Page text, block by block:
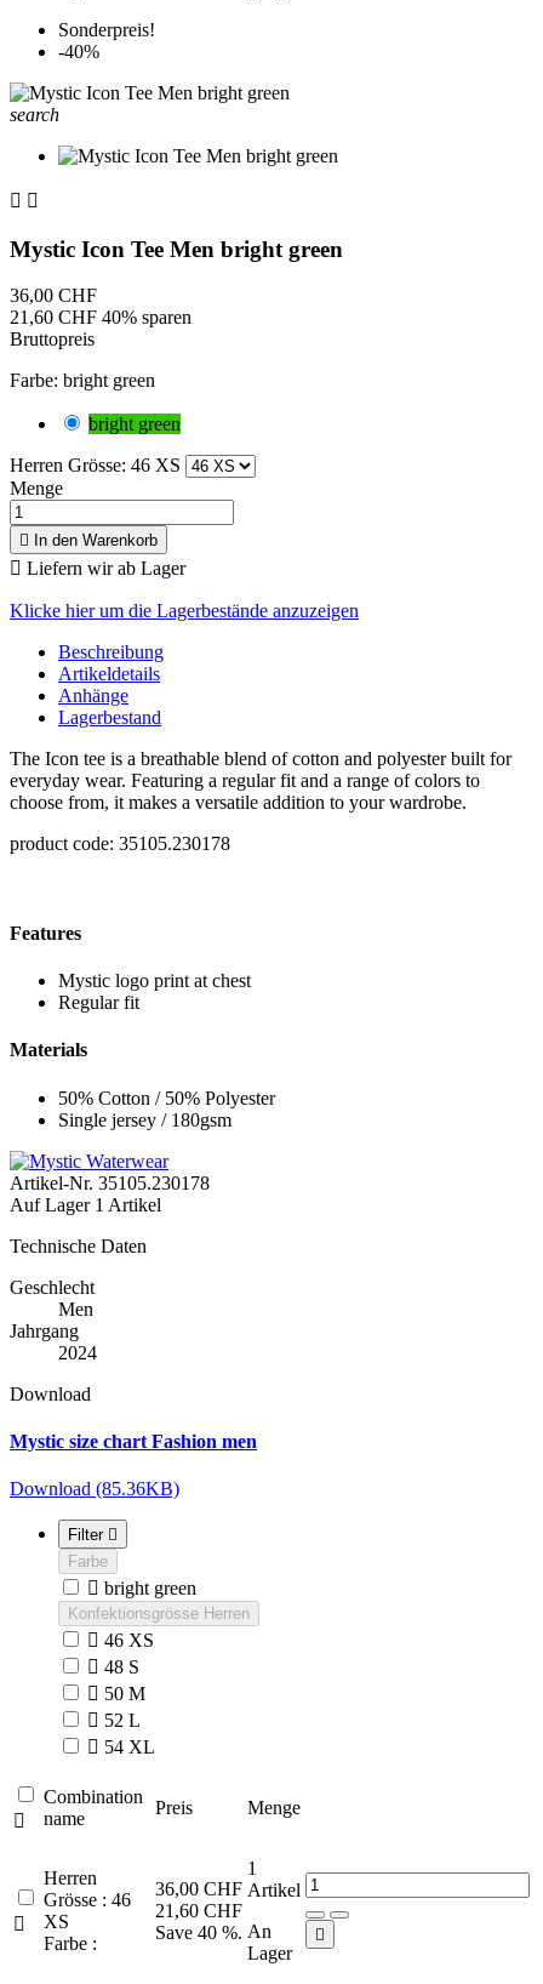
Sonderpreis!
-40%
search
 
Mystic Icon Tee Men bright green
36,00 CHF
21,60 CHF 40% sparen
Bruttopreis
Farbe: bright green
bright green
Herren Grösse: 46 XS
Menge
 In den Warenkorb
 Liefern wir ab Lager
Klicke hier um die Lagerbestände anzuzeigen
Beschreibung
Artikeldetails
Anhänge
Lagerbestand
The Icon tee is a breathable blend of cotton and polyester built for
everyday wear. Featuring a regular fit and a range of colors to
choose from, it makes a versatile addition to your wardrobe.
product code: 35105.230178
Features
Mystic logo print at chest
Regular fit
Materials
50% Cotton / 50% Polyester
Single jersey / 180gsm
Artikel-Nr. 35105.230178
Auf Lager 1 Artikel
Technische Daten
Geschlecht
Men
Jahrgang
2024
Download
Mystic size chart Fashion men
Download (85.36KB)
Filter 
Farbe
 bright green
Konfektionsgrösse Herren
 46 XS
 48 S
 50 M
 52 L
 54 XL

Combination
name
Preis Menge

Herren
Grösse : 46
XS
Farbe :
36,00 CHF
21,60 CHF
Save 40 %.
1
Artikel
An
Lager
